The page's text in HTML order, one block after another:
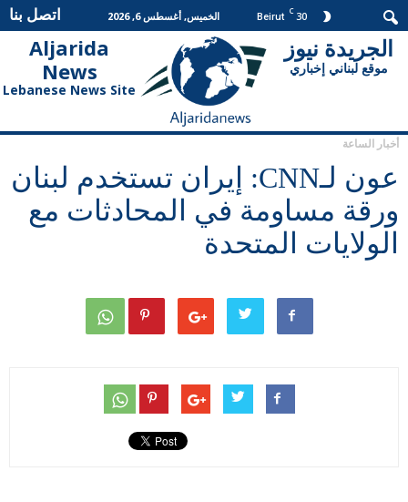
30
C
Beirut الخميس, أغسطس 6, 2026 اتصل بنا
Aljarida
News
Lebanese News Site
الجريدة
نيوز
الجريدة نيوز
موقع لبناني إخباري
أخبار الساعة
عون لـCNN: إيران تستخدم لبنان
ورقة مساومة في المحادثات مع
الولايات المتحدة